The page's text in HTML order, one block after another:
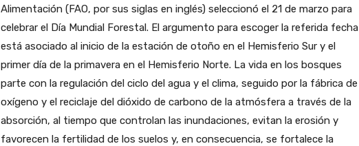
Alimentación (FAO, por sus siglas en inglés) seleccionó el 21 de marzo para
celebrar el Día Mundial Forestal. El argumento para escoger la referida fecha
está asociado al inicio de la estación de otoño en el Hemisferio Sur y el
primer día de la primavera en el Hemisferio Norte. La vida en los bosques
parte con la regulación del ciclo del agua y el clima, seguido por la fábrica de
oxígeno y el reciclaje del dióxido de carbono de la atmósfera a través de la
absorción, al tiempo que controlan las inundaciones, evitan la erosión y
favorecen la fertilidad de los suelos y, en consecuencia, se fortalece la